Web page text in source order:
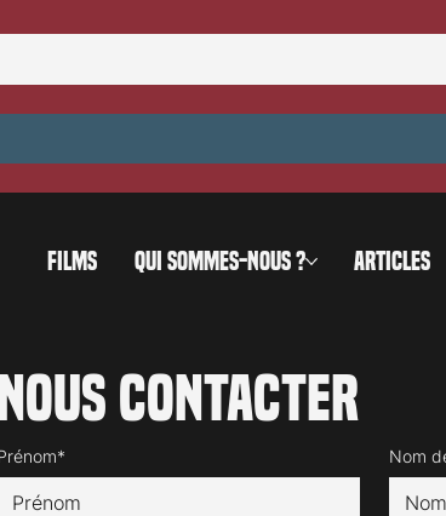
Wolves
FILMS QUI SOMMES-NOUS ? ARTICLES
contacter
Nom